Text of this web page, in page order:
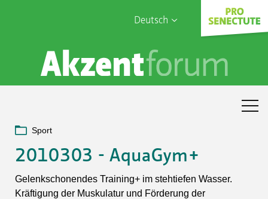
Deutsch
English
Français
Sophia Care
Sport
2010303 - AquaGym+
Gelenkschonendes Training+ im stehtiefen Wasser.
Kräftigung der Muskulatur und Förderung der